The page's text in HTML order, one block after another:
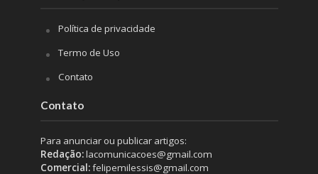
Política de privacidade
Termo de Uso
Contato
Contato
Para anunciar ou publicar artigos:
Redação:lacomunicacoes@gmail.com
Comercial:felipemilessis@gmail.com